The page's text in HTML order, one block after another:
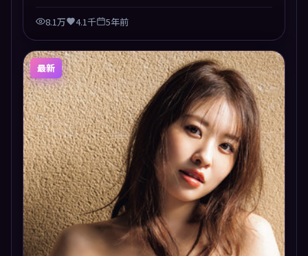
8.1万 4.1千 5年前
最新